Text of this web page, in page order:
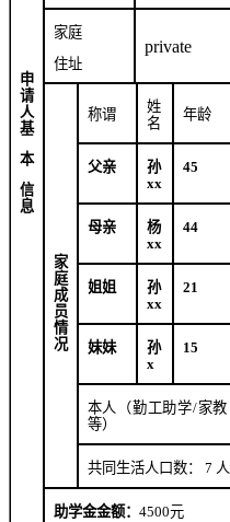
申
请
人
基
本
信
息
家庭
住址
private
家
庭
成
员
情
况
称谓
姓
名
年龄
父亲
孙
xx
45
母亲
杨
xx
44
姐姐
孙
xx
21
妹妹
孙
x
15
本人（勤工助学/家教
等）
共同生活人口数： 7
助学金金额： 4500元